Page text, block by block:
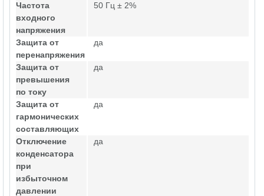
Частота
входного
напряжения
50 Гц ± 2%
Защита от
перенапряжения
да
Защита от
превышения
по току
да
Защита от
гармонических
составляющих
да
Отключение
конденсатора
при
избыточном
давлении
да